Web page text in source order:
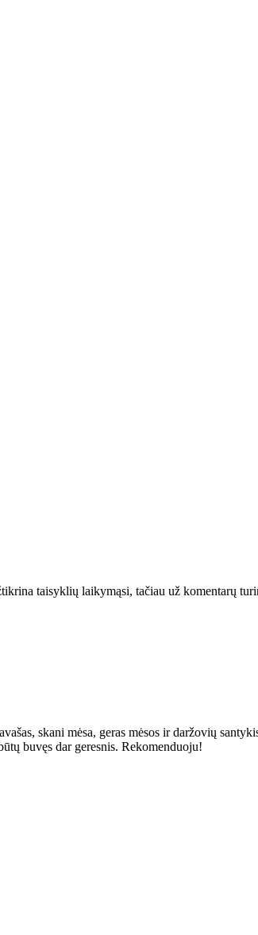
taisyklių laikymąsi, tačiau už komentarų
skani mėsa, geras mėsos ir daržovių
buvęs dar geresnis. Rekomenduoju!